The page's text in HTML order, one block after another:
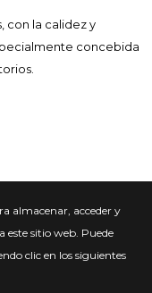
almacenar, acceder y
este sitio web. Puede
clic en los siguientes
con la calidez y
concebida